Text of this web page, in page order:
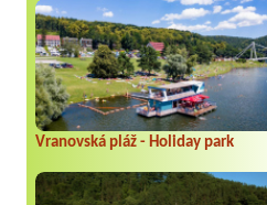
Vranovská pláž - Holiday park